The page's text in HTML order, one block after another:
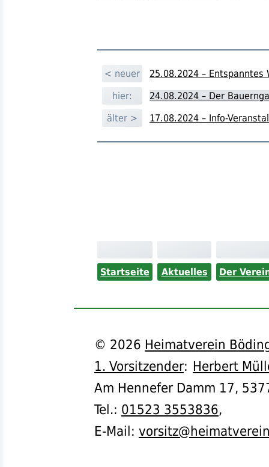
< neuer
25.08.2024 –
hier:
24.08.2024 – Der
älter >
17.08.2024 – Info-
Startseite Aktuelles Der
© 2026 Heimatverein
1. Vorsitzender: Herbert
Am Hennefer Damm 17,
Tel.: 01523 3553836,
E-Mail: